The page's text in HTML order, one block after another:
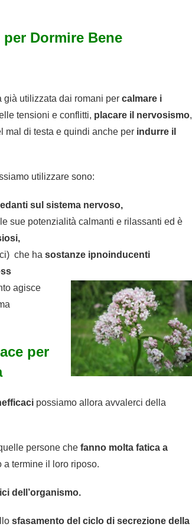
Dormire Bene
già utilizzata dai romani per calmare i
tensioni e conflitti, placare il nervosismo,
mal di testa e quindi anche per indurre il
utilizzare sono:
sul sistema nervoso,
sue potenzialità calmanti e rilassanti ed è
che hasostanze ipnoinducenti
agisce
per
possiamo allora avvalerci della
persone che fanno molta fatica a
a termine il loro riposo.
dell’organismo.
sfasamento del ciclo di secrezione della